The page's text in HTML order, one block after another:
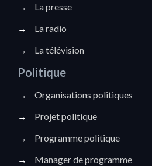
→
La presse
→
La radio
→
La télévision
Politique
→
Organisations politiques
→
Projet politique
→
Programme politique
→
Manager de programme